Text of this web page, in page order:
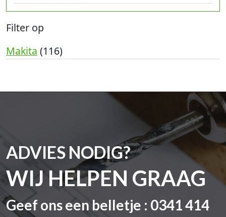
Filter op
Makita (116)
ADVIES NODIG?
WIJ HELPEN GRAAG
Geef ons een belletje : 0341 414